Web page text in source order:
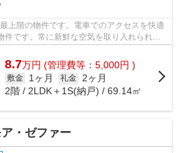
上階の物件です。電車でのアクセスを快適
件です。常に新鮮な空気を取り入れられる
タッフ...
8.7万円 (管理費等：5,000円 )
敷金 1ヶ月 礼金 2ヶ月
2階 / 2LDK＋1S(納戸) / 69.14㎡
・ゼファー